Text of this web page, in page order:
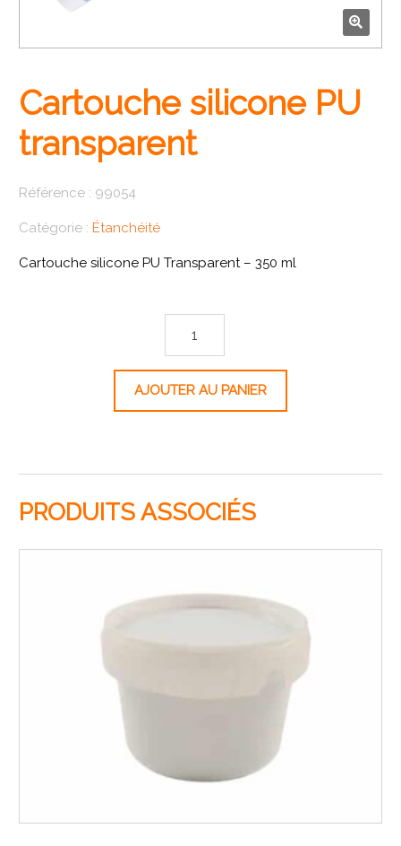
🔍
Cartouche silicone PU
transparent
Référence : 99054
Catégorie : Étanchéité
Cartouche silicone PU Transparent – 350 ml
AJOUTER AU PANIER
PRODUITS ASSOCIÉS